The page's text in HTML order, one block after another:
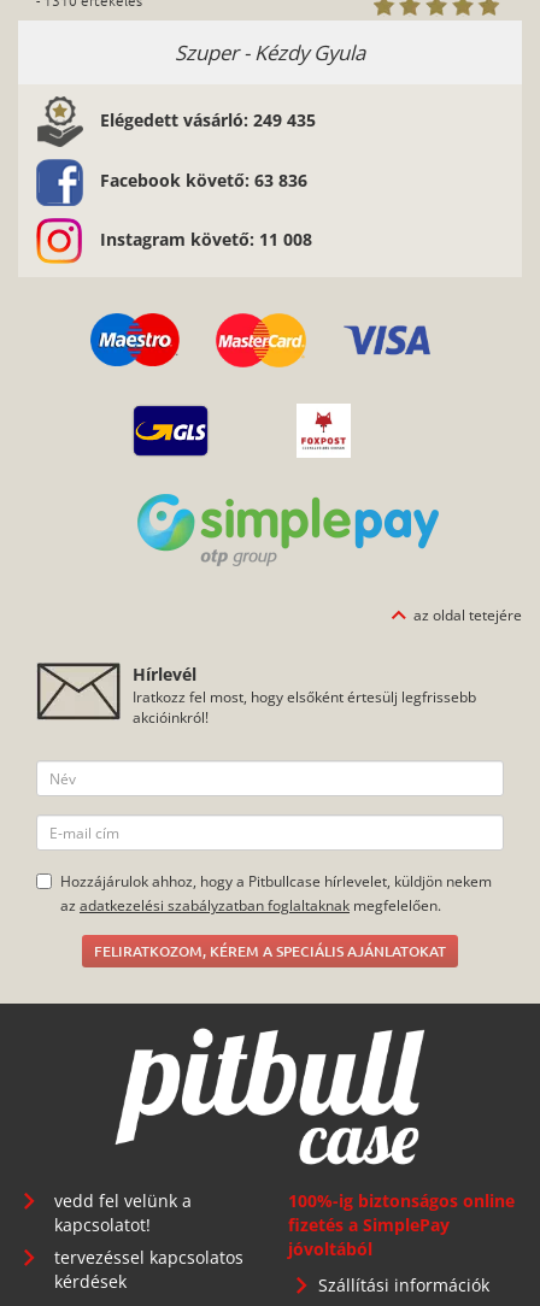
Iratkozz fel most, hogy elsőként értesülj legfrissebb
akcióinkról!
Hozzájárulok ahhoz, hogy a Pitbullcase hírlevelet, küldjön nekem
adatkezelési szabályzatban foglaltaknak
kapcsolatot!
tervezéssel kapcsolatos
kérdések
gyakran ismételt
kérdések
általános szerződési
adatkezelés
fizetés a SimplePay
Szállítási információk
Fizetési információk
Minden jog fenntartva.
Telephely: 1134 Budapest, Angyalföldi út 25.
+36706364305